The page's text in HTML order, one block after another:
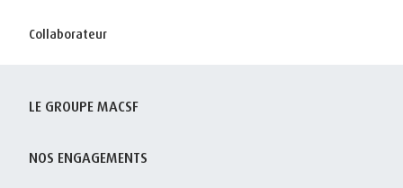
Collaborateur
LE GROUPE MACSF
NOS ENGAGEMENTS